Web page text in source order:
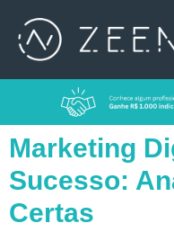
Marketing
Sucesso:
Certas